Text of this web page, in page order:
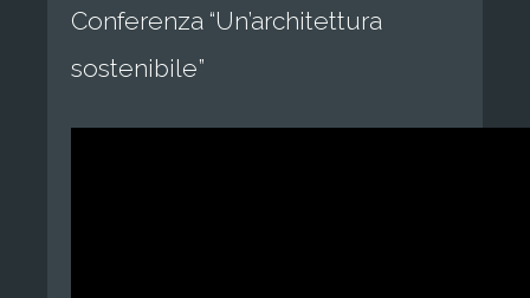
Conferenza “Un’architettura
sostenibile”